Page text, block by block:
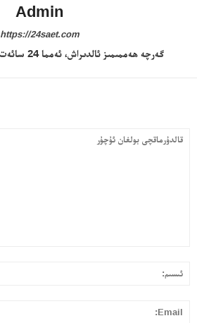
بىزنى قوللاڭ
Admin
https://24saet.com
گەرچە ھەممىمىز ئالدىراش، ئەمما 24 سائەت توختاپ قالمايمىز